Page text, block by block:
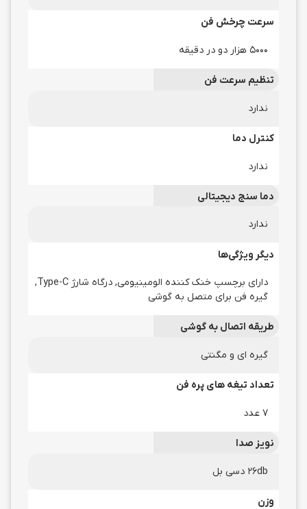
سرعت چرخش فن
5000 هزار دو در دقیقه
تنظیم سرعت فن
ندارد
کنترل دما
ندارد
دما سنج دیجیتالی
ندارد
دیگر ویژگی‌ها
دارای برچسپ خنک کننده الومینیومی, درگاه شارژ Type-C,
گیره فن برای متصل به گوشی
طریقه اتصال به گوشی
گیره ای و مگنتی
تعداد تیغه های پره فن
7 عدد
نویز صدا
26db دسی بل
وزن